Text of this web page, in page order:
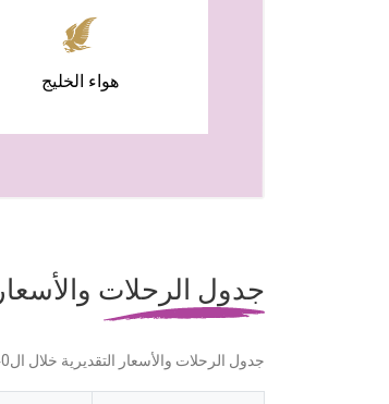
هواء الخليج
جدول الرحلات والأسعار
جدول الرحلات والأسعار التقديرية خلال ال40 يوم القادمين